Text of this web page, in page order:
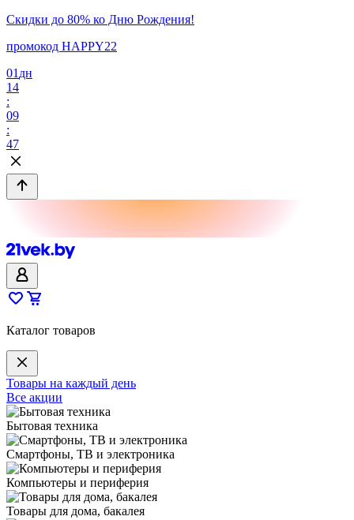
Скидки до 80% ко Дню Рождения!
промокод HAPPY22
01 дн
14
:
09
:
47
Каталог товаров
Товары на каждый день
Все акции
Бытовая техника
Смартфоны, ТВ и электроника
Компьютеры и периферия
Товары для дома, бакалея